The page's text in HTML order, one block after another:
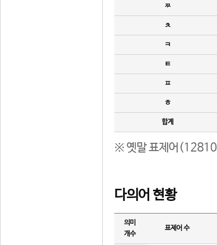
ㅉ
ㅊ
ㅋ
ㅌ
ㅍ
ㅎ
합계
※ 옛말 표제어(12810
다의어 현황
의미
개수
표제어 수